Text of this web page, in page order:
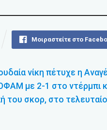
Μοιραστείτε στο
νίκη πέτυχε η
με 2-1 στο ντέρμπι
του σκορ, στο